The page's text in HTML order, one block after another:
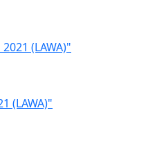
(LAWA)"
(LAWA)"